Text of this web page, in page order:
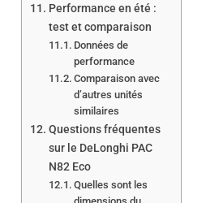
Performance en été :
test et comparaison
Données de
performance
Comparaison avec
d’autres unités
similaires
Questions fréquentes
sur le DeLonghi PAC
N82 Eco
Quelles sont les